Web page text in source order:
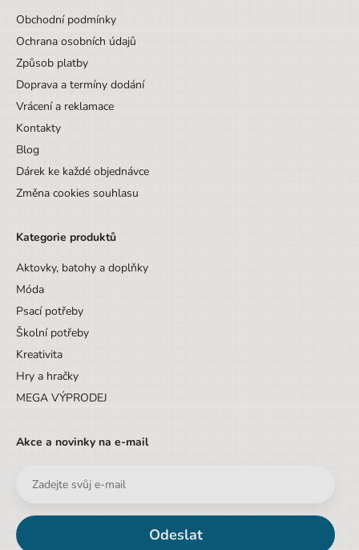
Obchodní podmínky
Ochrana osobních údajů
Způsob platby
Doprava a termíny dodání
Vrácení a reklamace
Kontakty
Blog
Dárek ke každé objednávce
Změna cookies souhlasu
Kategorie produktů
Aktovky, batohy a doplňky
Móda
Psací potřeby
Školní potřeby
Kreativita
Hry a hračky
MEGA VÝPRODEJ
Akce a novinky na e-mail
Odeslat